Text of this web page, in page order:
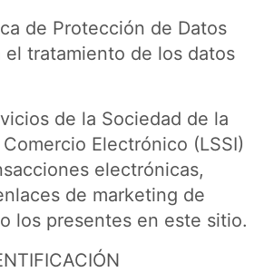
de Protección de Datos
el tratamiento de los datos
de la Sociedad de la
Electrónico (LSSI)
electrónicas,
de marketing de
los presentes en este sitio.